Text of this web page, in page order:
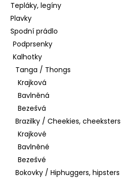
Tepláky, legíny
Plavky
Spodní prádlo
Podprsenky
Kalhotky
Tanga / Thongs
Krajková
Bavlněná
Bezešvá
Brazilky / Cheekies, cheeksters
Krajkové
Bavlněné
Bezešvé
Bokovky / Hiphuggers, hipsters